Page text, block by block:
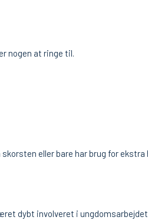
nogen at ringe til.
eller bare har brug for
dybt involveret i